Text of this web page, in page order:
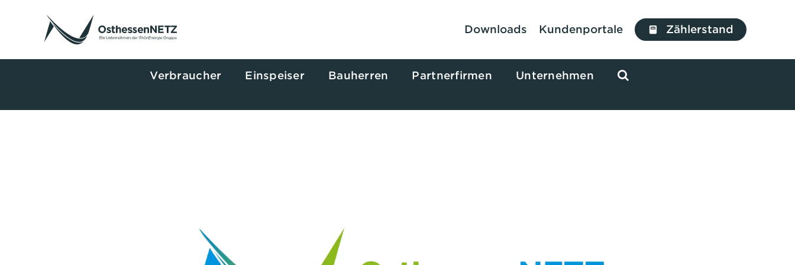
springen
Downloads Kundenportale Zählerstand
Verbraucher Einspeiser Bauherren Partnerfirmen Unternehmen